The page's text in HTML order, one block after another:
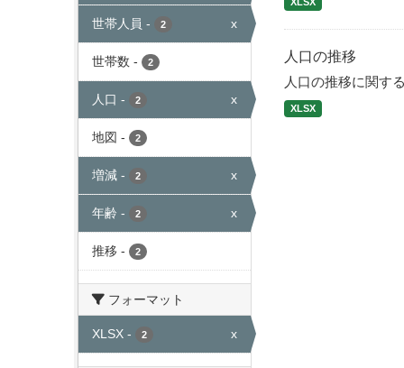
世帯人員 - 2 x
世帯数 - 2
人口 - 2 x
地図 - 2
増減 - 2 x
年齢 - 2 x
推移 - 2
フォーマット
XLSX - 2 x
人口の推移
人口の推移に関す
XLSX